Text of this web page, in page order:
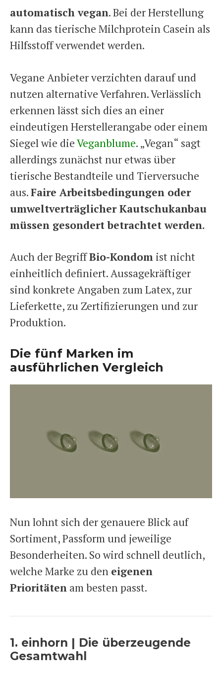
automatisch vegan. Bei der Herstellung
kann das tierische Milchprotein Casein als
Hilfsstoff verwendet werden.
Vegane Anbieter verzichten darauf und
nutzen alternative Verfahren. Verlässlich
erkennen lässt sich dies an einer
eindeutigen Herstellerangabe oder einem
Siegel wie dieVeganblume. „Vegan“ sagt
allerdings zunächst nur etwas über
tierische Bestandteile und Tierversuche
aus.Faire Arbeitsbedingungen oder
umweltverträglicher Kautschukanbau
müssen gesondert betrachtet werden.
Auch der BegriffBio-Kondom ist nicht
einheitlich definiert. Aussagekräftiger
sind konkrete Angaben zum Latex, zur
Lieferkette, zu Zertifizierungen und zur
Produktion.
Die fünf Marken im
ausführlichen Vergleich
Nun lohnt sich der genauere Blick auf
Sortiment, Passform und jeweilige
Besonderheiten. So wird schnell deutlich,
welche Marke zu den eigenen
Prioritäten am besten passt.
1. einhorn | Die überzeugende
Gesamtwahl